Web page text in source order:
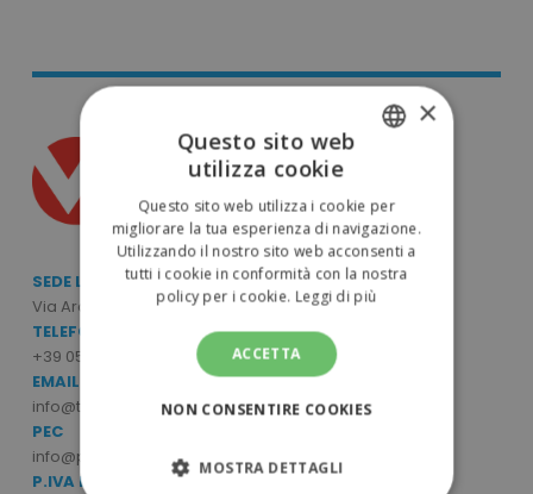
SEDE LEGALE E OPERATIVA
Via Archimede Bellatalla, 7/9 - 56121 Ospedaletto (PI)
TELEFONO
+39 050 6390770
EMAIL
info@tuttodapersonalizzare.it
PEC
info@pec.mcpromo.it
P.IVA E CODICE FISCALE
ENGLISH
×
Questo sito web
utilizza cookie
Questo sito web utilizza i cookie per
migliorare la tua esperienza di navigazione.
Utilizzando il nostro sito web acconsenti a
tutti i cookie in conformità con la nostra
policy per i cookie. Leggi di più
ACCETTA
NON CONSENTIRE COOKIES
MOSTRA DETTAGLI